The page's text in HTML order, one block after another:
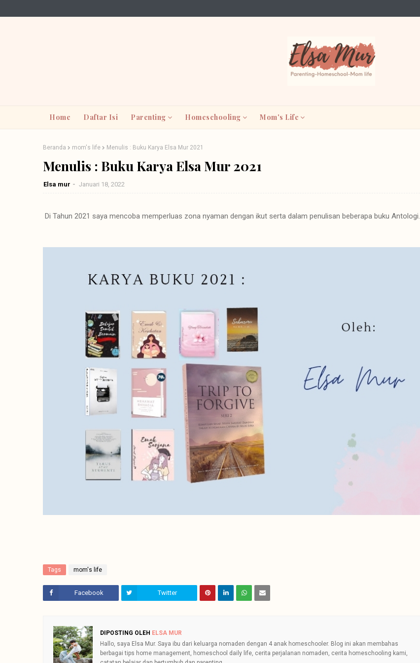
Home Daftar Isi Parenting Homeschooling Mom's Life
Beranda mom's life Menulis : Buku Karya Elsa Mur 2021
Menulis : Buku Karya Elsa Mur 2021
Elsa mur Januari 18, 2022
Di Tahun 2021 saya mencoba memperluas zona nyaman dengan ikut serta dalam penulisan beberapa buku Antologi.
Tags mom's life
Facebook Twitter
DIPOSTING OLEH ELSA MUR
Hallo, saya Elsa Mur. Saya ibu dari keluarga nomaden dengan 4 anak homeschooler. Blog ini akan membahas
berbagai tips home management, homeschool daily life, cerita perjalanan nomaden, cerita homeschooling kami,